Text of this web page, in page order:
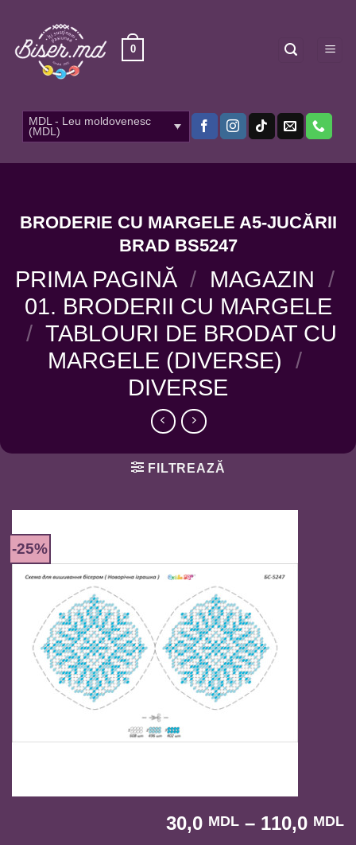
content
0
MDL - Leu moldovenesc
(MDL)
BRODERIE CU MARGELE A5-JUCĂRII
BRAD BS5247
PRIMA PAGINĂ / MAGAZIN /
01. BRODERII CU MARGELE
/ TABLOURI DE BRODAT CU
MARGELE (DIVERSE) /
DIVERSE
FILTREAZĂ
-25%
30,0 MDL – 110,0 MDL